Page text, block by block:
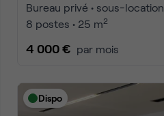
Bureau privé • sous-location
8 postes • 25 m2
4 000 € par mois
Dispo